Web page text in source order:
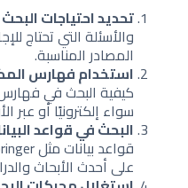
تحديد احتياجات البحث
والأسئلة التي تحتاج
المصادر المناسبة.
استخدام فهارس
كيفية البحث في فهارس
سواء إلكترونيًا أو عبر
البحث في قواعد
على أحدث الأبحاث